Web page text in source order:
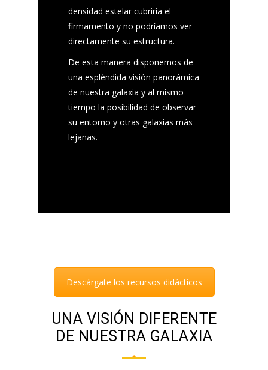
densidad estelar cubriría el
firmamento y no podríamos ver
directamente su estructura.
De esta manera disponemos de
una espléndida visión panorámica
de nuestra galaxia y al mismo
tiempo la posibilidad de observar
su entorno y otras galaxias más
lejanas.
Descárgate los recursos didácticos
UNA VISIÓN DIFERENTE
DE NUESTRA GALAXIA